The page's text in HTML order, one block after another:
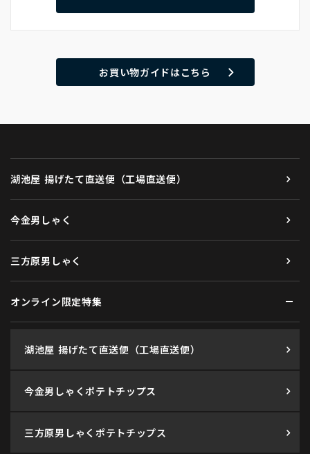
お買い物ガイドはこちら
湖池屋 揚げたて直送便（工場直送便）
今金男しゃく
三方原男しゃく
オンライン限定特集
湖池屋 揚げたて直送便（工場直送便）
今金男しゃくポテトチップス
三方原男しゃくポテトチップス